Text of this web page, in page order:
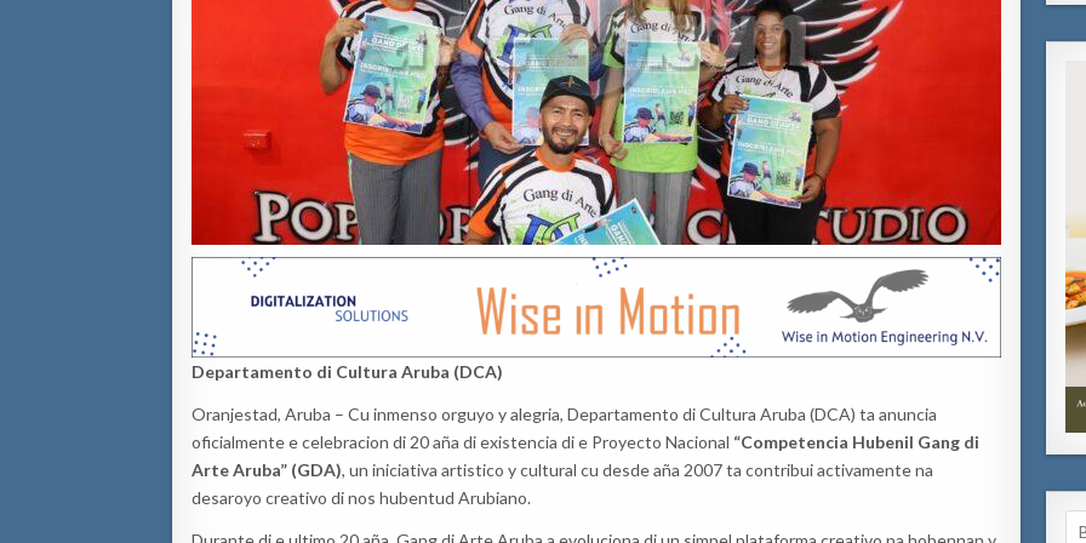
Departamento di Cultura Aruba (DCA)
Oranjestad, Aruba – Cu inmenso orguyo y alegria, Departamento di Cultura Aruba (DCA) ta anuncia
oficialmente e celebracion di 20 aña di existencia di e Proyecto Nacional “Competencia Hubenil Gang di
Arte Aruba” (GDA), un iniciativa artistico y cultural cu desde aña 2007 ta contribui activamente na
desaroyo creativo di nos hubentud Arubiano.